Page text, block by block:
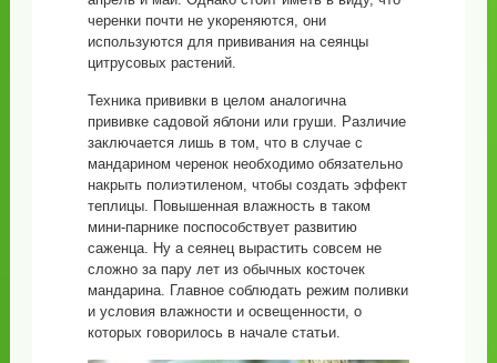
черенки почти не укореняются, они
используются для прививания на сеянцы
цитрусовых растений.
Техника прививки в целом аналогична
прививке садовой яблони или груши. Различие
заключается лишь в том, что в случае с
мандарином черенок необходимо обязательно
накрыть полиэтиленом, чтобы создать эффект
теплицы. Повышенная влажность в таком
мини-парнике поспособствует развитию
саженца. Ну а сеянец вырастить совсем не
сложно за пару лет из обычных косточек
мандарина. Главное соблюдать режим поливки
и условия влажности и освещенности, о
которых говорилось в начале статьи.